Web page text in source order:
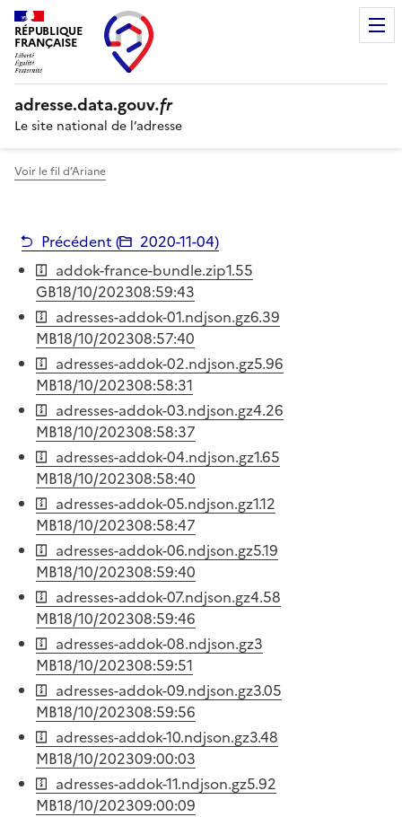
RÉPUBLIQUE
FRANÇAISE
adresse.data.gouv.fr
Le site national de l’adresse
Voir le fil d’Ariane
Précédent ( 2020-11-04)
addok-france-bundle.zip1.55
GB18/10/202308:59:43
adresses-addok-01.ndjson.gz6.39
MB18/10/202308:57:40
adresses-addok-02.ndjson.gz5.96
MB18/10/202308:58:31
adresses-addok-03.ndjson.gz4.26
MB18/10/202308:58:37
adresses-addok-04.ndjson.gz1.65
MB18/10/202308:58:40
adresses-addok-05.ndjson.gz1.12
MB18/10/202308:58:47
adresses-addok-06.ndjson.gz5.19
MB18/10/202308:59:40
adresses-addok-07.ndjson.gz4.58
MB18/10/202308:59:46
adresses-addok-08.ndjson.gz3
MB18/10/202308:59:51
adresses-addok-09.ndjson.gz3.05
MB18/10/202308:59:56
adresses-addok-10.ndjson.gz3.48
MB18/10/202309:00:03
adresses-addok-11.ndjson.gz5.92
MB18/10/202309:00:09